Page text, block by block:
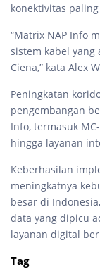
konektivitas
“Matrix NAP Info
sistem kabel
Ciena,” kata Alex
Peningkatan
pengembangan
Info, termasuk
hingga layanan
Keberhasilan
meningkatnya
besar di
data yang dipicu
layanan digital
Tag